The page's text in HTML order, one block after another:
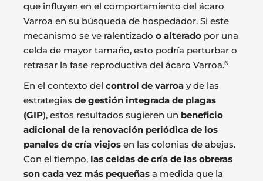
que influyen en el comportamiento del ácaro
Varroa en su búsqueda de hospedador. Si este
mecanismo se ve ralentizado o alterado por una
celda de mayor tamaño, esto podría perturbar o
retrasar la fase reproductiva del ácaro Varroa.6
En el contexto del control de varroa y de las
estrategias de gestión integrada de plagas
(GIP), estos resultados sugieren un beneficio
adicional de la renovación periódica de los
panales de cría viejos en las colonias de abejas.
Con el tiempo, las celdas de cría de las obreras
son cada vez más pequeñas a medida que la